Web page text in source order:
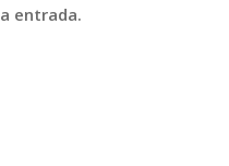
entrada.